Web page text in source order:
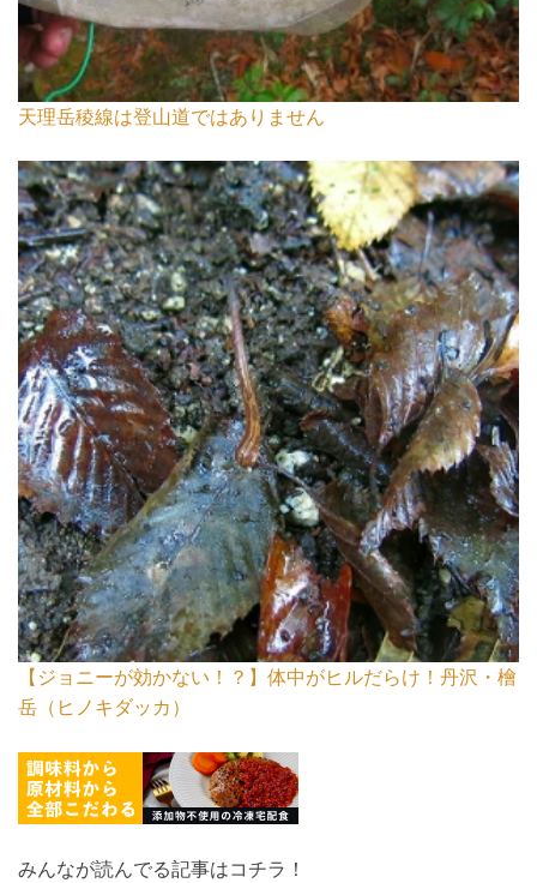
天理岳稜線は登山道ではありません
【ジョニーが効かない！？】体中がヒルだらけ！丹沢・檜
岳（ヒノキダッカ）
みんなが読んでる記事はコチラ！